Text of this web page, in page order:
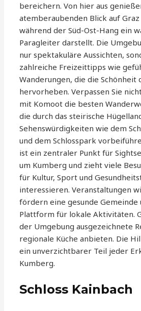
bereichern. Von hier aus
atemberaubenden Blick auf
während der Süd-Ost-Hang ein
Paragleiter darstellt. Die
nur spektakuläre Aussichten,
zahlreiche Freizeittipps wie
Wanderungen, die die Schönheit
hervorheben. Verpassen Sie
mit Komoot die besten
die durch das steirische
Sehenswürdigkeiten wie dem
und dem Schlosspark
ist ein zentraler Punkt für
um Kumberg und zieht viele
für Kultur, Sport und
interessieren. Veranstaltungen
fördern eine gesunde Gemeinde
Plattform für lokale Aktivitäten.
der Umgebung ausgezeichnete
regionale Küche anbieten. Die
ein unverzichtbarer Teil jeder
Kumberg.
Schloss Kainbach